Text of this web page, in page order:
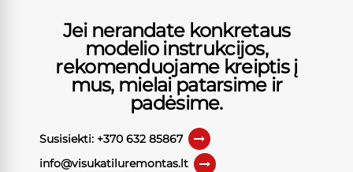
Jei nerandate konkretaus
modelio instrukcijos,
rekomenduojame kreiptis į
mus, mielai patarsime ir
padėsime.
Susisiekti: +370 632 85867
info@visukatiluremontas.lt